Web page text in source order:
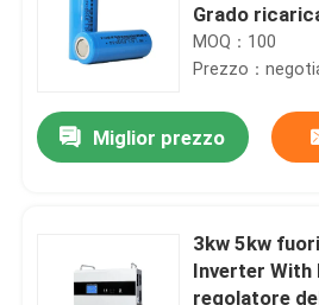
Grado
MOQ：100
Prezzo：
Miglior prezzo
3kw 5kw
Inverter With
regolatore